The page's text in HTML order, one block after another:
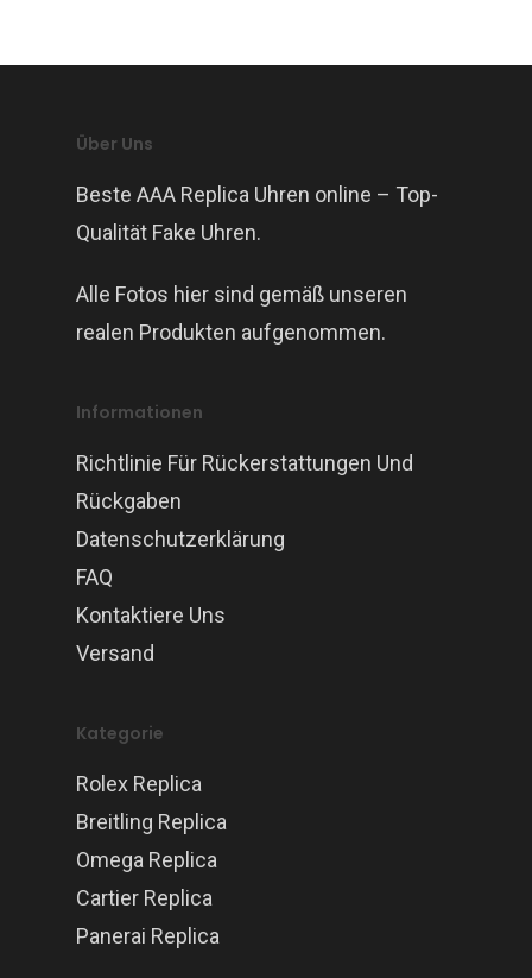
Über Uns
Beste AAA Replica Uhren online – Top-
Qualität Fake Uhren.
Alle Fotos hier sind gemäß unseren
realen Produkten aufgenommen.
Informationen
Richtlinie Für Rückerstattungen Und
Rückgaben
Datenschutzerklärung
FAQ
Kontaktiere Uns
Versand
Kategorie
Rolex Replica
Breitling Replica
Omega Replica
Cartier Replica
Panerai Replica